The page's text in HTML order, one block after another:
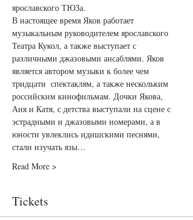
ярославского ТЮЗа.
В настоящее время Яков работает
музыкальным руководителем ярославского
Театра Кукол, а также выступает с
различными джазовыми ансаблями. Яков
является автором музыки к более чем
тридцати  спектаклям, а также нескольким
российским кинофильмам. Дочки Якова,
Аня и Катя, с детства выступали на сцене с
эстрадными и джазовыми номерами, а в
юности увлеклись идишскими песнями,
стали изучать язы…
Read More >
Tickets